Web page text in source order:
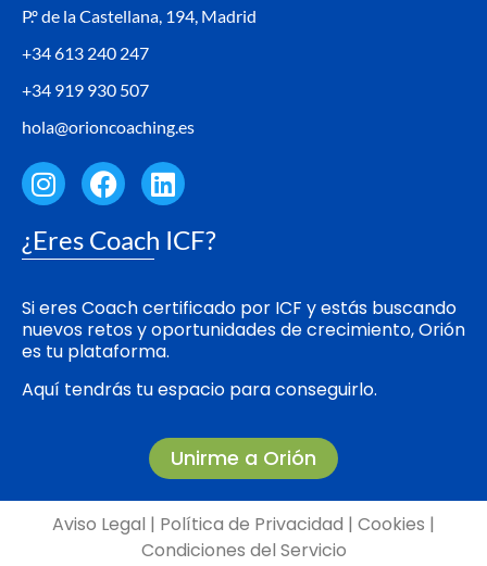
P.º de la Castellana, 194, Madrid
+34 613 240 247
+34 919 930 507
hola@orioncoaching.es
¿Eres Coach ICF?
Si eres Coach certificado por ICF y estás buscando
nuevos retos y oportunidades de crecimiento, Orión
es tu plataforma.
Aquí tendrás tu espacio para conseguirlo.
Unirme a Orión
Aviso Legal | Política de Privacidad | Cookies |
Condiciones del Servicio